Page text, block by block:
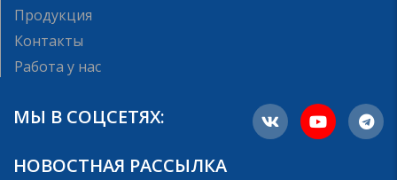
Продукция
Контакты
Работа у нас
МЫ В СОЦСЕТЯХ:
НОВОСТНАЯ РАССЫЛКА